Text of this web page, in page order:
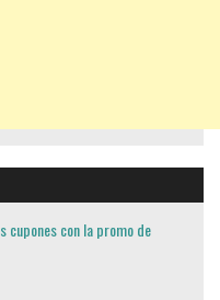
cupones con la promo de